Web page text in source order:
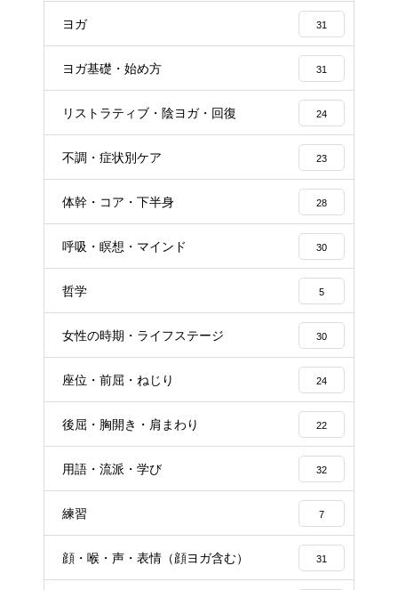
ヨガ 31
ヨガ基礎・始め方 31
リストラティブ・陰ヨガ・回復 24
不調・症状別ケア 23
体幹・コア・下半身 28
呼吸・瞑想・マインド 30
哲学 5
女性の時期・ライフステージ 30
座位・前屈・ねじり 24
後屈・胸開き・肩まわり 22
用語・流派・学び 32
練習 7
顔・喉・声・表情（顔ヨガ含む） 31